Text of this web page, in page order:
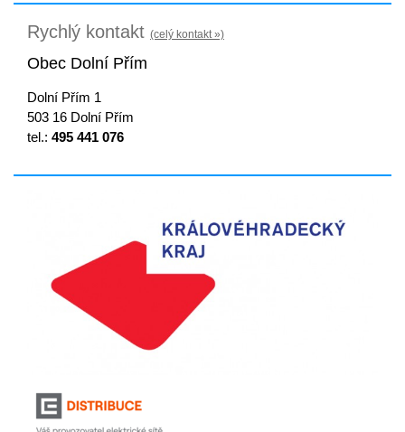
Rychlý kontakt (celý kontakt »)
Obec Dolní Přím
Dolní Přím 1
503 16 Dolní Přím
tel.: 495 441 076